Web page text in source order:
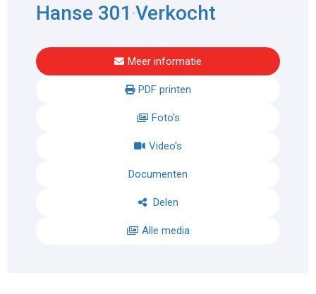
Hanse 301 -Verkocht
Meer informatie
PDF printen
Foto's
Video's
Documenten
Delen
Alle media